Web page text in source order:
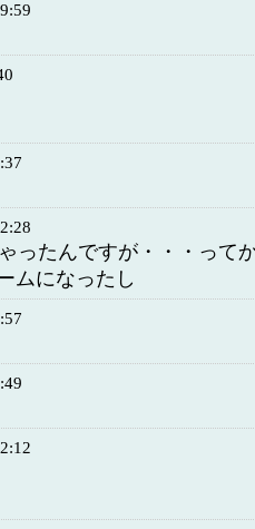
ったんですが・・・って
ムになったし